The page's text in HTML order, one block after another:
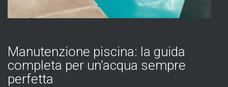
Manutenzione piscina: la guida
completa per un’acqua sempre
perfetta